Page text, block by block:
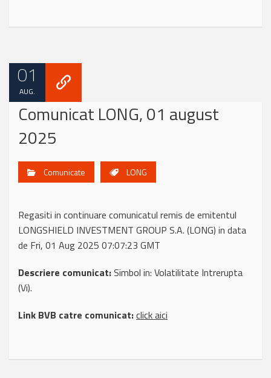
01
AUG.
Comunicat LONG, 01 august
2025
Comunicate LONG
Regasiti in continuare comunicatul remis de emitentul
LONGSHIELD INVESTMENT GROUP S.A. (LONG) in data
de Fri, 01 Aug 2025 07:07:23 GMT
Descriere comunicat:Simbol in: Volatilitate Intrerupta
(Vi).
Link BVB catre comunicat:click aici